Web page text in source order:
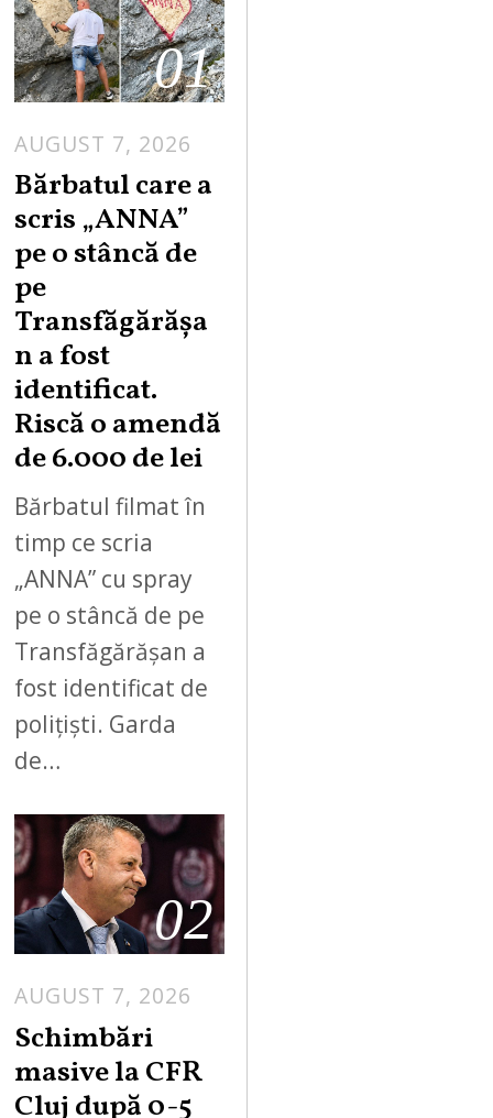
01
AUGUST 7, 2026
Bărbatul care a
scris „ANNA”
pe o stâncă de
pe
Transfăgărășa
n a fost
identificat.
Riscă o amendă
de 6.000 de lei
Bărbatul filmat în
timp ce scria
„ANNA” cu spray
pe o stâncă de pe
Transfăgărășan a
fost identificat de
polițiști. Garda
de…
02
AUGUST 7, 2026
Schimbări
masive la CFR
Cluj după 0-5